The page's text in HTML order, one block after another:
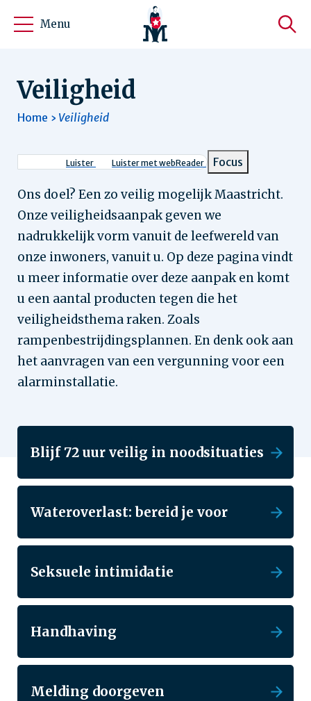
Menu
Veiligheid
Kruimelpad
Home Veiligheid
Luister Luister met webReader Focus
Ons doel? Een zo veilig mogelijk Maastricht.
Onze veiligheidsaanpak geven we
nadrukkelijk vorm vanuit de leefwereld van
onze inwoners, vanuit u. Op deze pagina vindt
u meer informatie over deze aanpak en komt
u een aantal producten tegen die het
veiligheidsthema raken. Zoals
rampenbestrijdingsplannen. En denk ook aan
het aanvragen van een vergunning voor een
alarminstallatie.
Blijf 72 uur veilig in noodsituaties
Wateroverlast: bereid je voor
Seksuele intimidatie
Handhaving
Melding doorgeven